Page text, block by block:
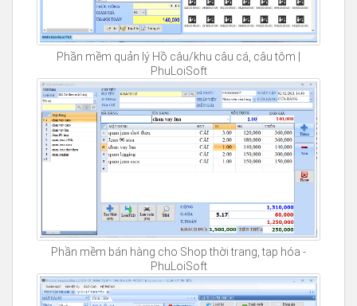
Phần mềm quản lý Hồ câu/khu câu cá, câu tôm |
PhuLoiSoft
Phần mềm bán hàng cho Shop thời trang, tạp hóa -
PhuLoiSoft